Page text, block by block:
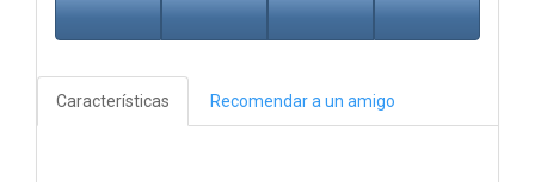
Características Recomendar a un amigo